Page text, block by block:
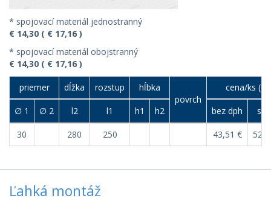
* spojovací materiál jednostranný
€ 14,30 ( € 17,16 )
* spojovací materiál obojstranný
€ 14,30 ( € 17,16 )
priemer dĺžka rozstup
hĺbka
povrch
cena/ks (€)
∅ 1 ∅ 2 l2 l1 h1 h2 bez dph s
30 280 250 43,51 €
Ľahká montáž